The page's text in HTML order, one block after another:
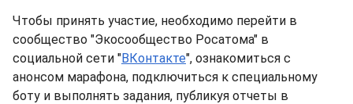
Чтобы принять участие, необходимо перейти в
сообщество "Экосообщество Росатома" в
социальной сети "ВКонтакте", ознакомиться с
анонсом марафона, подключиться к специальному
боту и выполнять задания, публикуя отчеты в